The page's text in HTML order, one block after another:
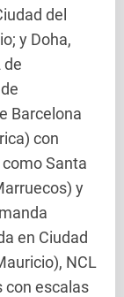
del
y Doha,
de
Barcelona
con
Santa
y
en Ciudad
NCL
con escalas